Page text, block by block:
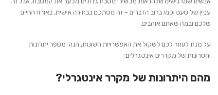
עניין של טעם וכמו ברוב הדברים – זה מסתכם בבחירה אישית, באורח החיים
שלכם ובמה שאתם אוהבים.
על מנת לעזור לכם לשקול את האפשרויות השונות, הנה מספר יתרונות
וחסרונות של מקררים אינטגרלים:
מהם היתרונות של מקרר אינטגרלי?